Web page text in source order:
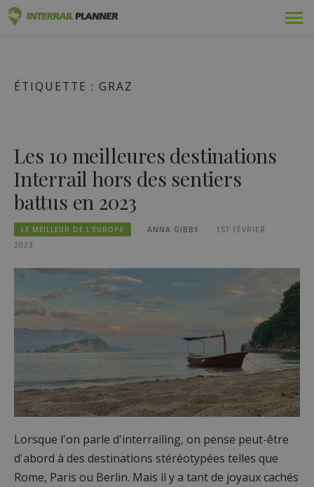
Adopté
Guides pays
Se connecter
Planifiez un nouveau voyage !
ÉTIQUETTE : GRAZ
Les 10 meilleures destinations
Interrail hors des sentiers
battus en 2023
LE MEILLEUR DE L'EUROPE ANNA GIBBS
1ST FÉVRIER
2023
Lorsque l'on parle d'interrailing, on pense peut-être
d'abord à des destinations stéréotypées telles que
Rome, Paris ou Berlin. Mais il y a tant de joyaux cachés